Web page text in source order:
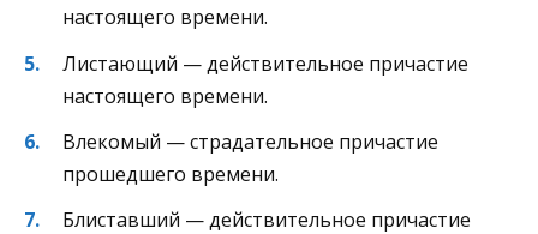
настоящего времени.
Листающий — действительное причастие
настоящего времени.
Влекомый — страдательное причастие
прошедшего времени.
Блиставший — действительное причастие